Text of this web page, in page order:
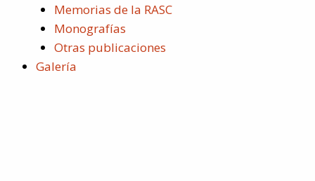
Memorias de la RASC
Monografías
Otras publicaciones
Galería